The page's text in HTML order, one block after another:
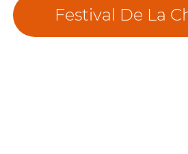
Festival De La